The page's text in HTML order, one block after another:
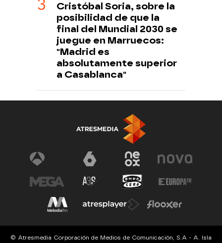
Cristóbal Soria, sobre la
posibilidad de que la
final del Mundial 2030 se
juegue en Marruecos:
"Madrid es
absolutamente superior
a Casablanca"
© Atresmedia Corporación de Medios de Comunicación, S.A - A. Isla